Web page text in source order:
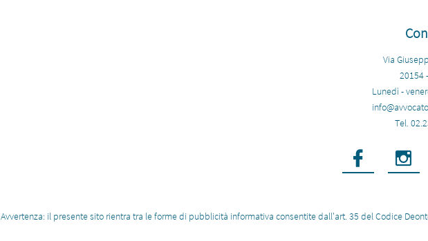
Via
20154
​Lunedì -
Tel.
 
Avvertenza: il presente sito rientra tra le forme di pubblicità informativa consentite dall'art. 35 del Codice